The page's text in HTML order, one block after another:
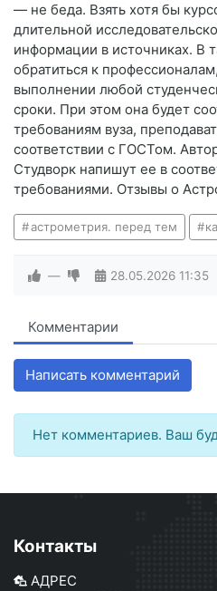
— не беда. Взять хотя бы
длительной
информации в источниках. В
обратиться к
выполнении любой
сроки. При этом она будет
требованиям вуза,
соответствии с ГОСТом.
Студворк напишут ее в
требованиями. Отзывы о
астрометрия. перед тем
— 28.05.2026 11:35
Комментарии
Написать комментарий
Нет комментариев. Ваш
Контакты
АДРЕС